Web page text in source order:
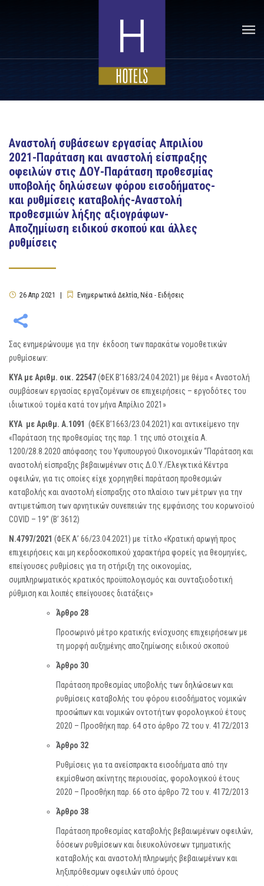
Αναστολή συβάσεων εργασίας Απριλίου
2021-Παράταση και αναστολή είσπραξης
οφειλών στις ΔΟΥ-Παράταση προθεσμίας
υποβολής δηλώσεων φόρου εισοδήματος-
και ρυθμίσεις καταβολής-Αναστολή
προθεσμιών λήξης αξιογράφων-
Αποζημίωση ειδικού σκοπού και άλλες
ρυθμίσεις
26 Απρ 2021 Ενημερωτικά Δελτία, Νέα - Ειδήσεις
Σας ενημερώνουμε για την έκδοση των παρακάτω νομοθετικών
ρυθμίσεων:
ΚΥΑ με Αριθμ. οικ. 22547(ΦΕΚ Β’1683/24.04.2021) με θέμα « Αναστολή
συμβάσεων εργασίας εργαζομένων σε επιχειρήσεις – εργοδότες του
ιδιωτικού τομέα κατά τον μήνα Απρίλιο 2021»
ΚΥΑ με Αριθμ. Α.1091 (ΦΕΚ Β’1663/23.04.2021) και αντικείμενο την
«Παράταση της προθεσμίας της παρ. 1 της υπό στοιχεία Α.
1200/28.8.2020 απόφασης του Υφυπουργού Οικονομικών “Παράταση και
αναστολή είσπραξης βεβαιωμένων στις Δ.Ο.Υ./Ελεγκτικά Κέντρα
οφειλών, για τις οποίες είχε χορηγηθεί παράταση προθεσμιών
καταβολής και αναστολή είσπραξης στο πλαίσιο των μέτρων για την
αντιμετώπιση των αρνητικών συνεπειών της εμφάνισης του κορωνοϊού
COVID – 19” (Β’ 3612)
Ν.4797/2021 (ΦΕΚ Α’ 66/23.04.2021) με τίτλο «Κρατική αρωγή προς
επιχειρήσεις και μη κερδοσκοπικού χαρακτήρα φορείς για θεομηνίες,
επείγουσες ρυθμίσεις για τη στήριξη της οικονομίας,
συμπληρωματικός κρατικός προϋπολογισμός και συνταξιοδοτική
ρύθμιση και λοιπές επείγουσες διατάξεις»
Άρθρο 28
Προσωρινό μέτρο κρατικής ενίσχυσης επιχειρήσεων με
τη μορφή αυξημένης αποζημίωσης ειδικού σκοπού
Άρθρο 30
Παράταση προθεσμίας υποβολής των δηλώσεων και
ρυθμίσεις καταβολής του φόρου εισοδήματος νομικών
προσώπων και νομικών οντοτήτων φορολογικού έτους
2020 – Προσθήκη παρ. 64 στο άρθρο 72 του ν. 4172/2013
Άρθρο 32
Ρυθμίσεις για τα ανείσπρακτα εισοδήματα από την
εκμίσθωση ακίνητης περιουσίας, φορολογικού έτους
2020 – Προσθήκη παρ. 66 στο άρθρο 72 του ν. 4172/2013
Άρθρο 38
Παράταση προθεσμίας καταβολής βεβαιωμένων οφειλών,
δόσεων ρυθμίσεων και διευκολύνσεων τμηματικής
καταβολής και αναστολή πληρωμής βεβαιωμένων και
ληξιπρόθεσμων οφειλών υπό όρους